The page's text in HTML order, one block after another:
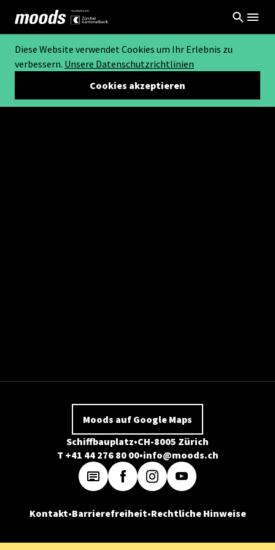
Diese Website verwendet Cookies um Ihr Erlebnis zu
verbessern. Unsere Datenschutzrichtlinien
Cookies akzeptieren
Moods auf Google Maps
Schiffbauplatz CH-8005 Zürich
T +41 44 276 80 00 info@moods.ch
Kontakt Barrierefreiheit Rechtliche Hinweise